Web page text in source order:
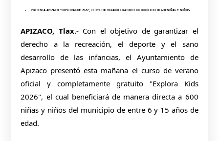
PRESENTA APIZACO "EXPLORAKIDS 2026", CURSO DE VERANO GRATUITO EN BENEFICIO DE 600 NIÑAS Y NIÑOS
APIZACO, Tlax.-Con el objetivo de garantizar el
derecho a la recreación, el deporte y el sano
desarrollo de las infancias, el Ayuntamiento de
Apizaco presentó esta mañana el curso de verano
oficial y completamente gratuito "Explora Kids
2026", el cual beneficiará de manera directa a 600
niñas y niños del municipio de entre 6 y 15 años de
edad.